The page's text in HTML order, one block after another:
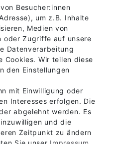
Besucher:innen
um z.B. Inhalte
Medien von
oder Zugriffe auf unsere
Datenverarbeitung
Wir teilen diese
den Einstellungen
mit Einwilligung oder
Interesses erfolgen. Die
abgelehnt werden. Es
und die
Zeitpunkt zu ändern